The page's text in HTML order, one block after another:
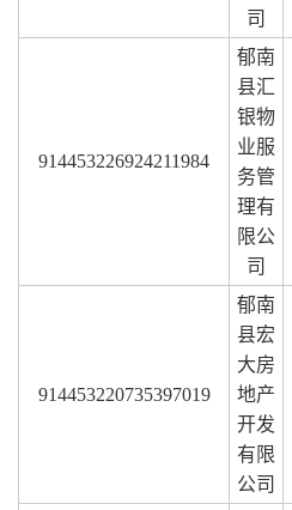
司
914453226924211984
郁南
县汇
银物
业服
务管
理有
限公
司
914453220735397019
郁南
县宏
大房
地产
开发
有限
公司